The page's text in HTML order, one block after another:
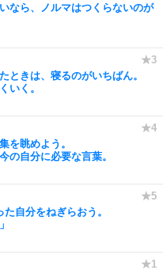
なら、ノルマはつくらないのが
ときは、寝るのがいちばん。
いく。
を眺めよう。
の自分に必要な言葉。
自分をねぎらおう。